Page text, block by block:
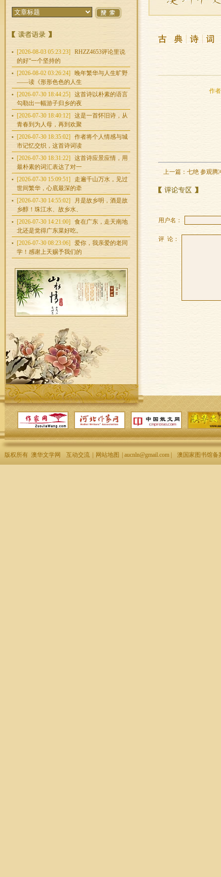
[2026-08-03 05:23:23]
RHZZ4653评论里说
的好“一个坚持的
[2026-08-02 03:26:24]
晚年繁华与人生旷野
——读《形形色色的人生
[2026-07-30 18:44:25]
这首诗以朴素的语言
勾勒出一幅游子归乡的夜
[2026-07-30 18:40:12]
这是一首怀旧诗，从
青春到为人母，再到欢聚
[2026-07-30 18:35:02]
作者将个人情感与城
市记忆交织，这首诗词读
[2026-07-30 18:31:22]
这首诗应景应情，用
最朴素的词汇表达了对一
[2026-07-30 15:09:51]
走遍千山万水，见过
世间繁华，心底最深的牵
[2026-07-30 14:55:02]
月是故乡明，酒是故
乡醇！珠江水、故乡水、
[2026-07-30 14:21:00]
食在广东，走天南地
北还是觉得广东菜好吃。
[2026-07-30 08:23:06]
爱你，我亲爱的老同
学！感谢上天赐予我们的
作
上一篇： 七绝 参观腾
用户名：
评 论：
版权所有 澳华文学网 互动交流 网站地图 | aucnln@gmail.com | 澳国家图书馆备